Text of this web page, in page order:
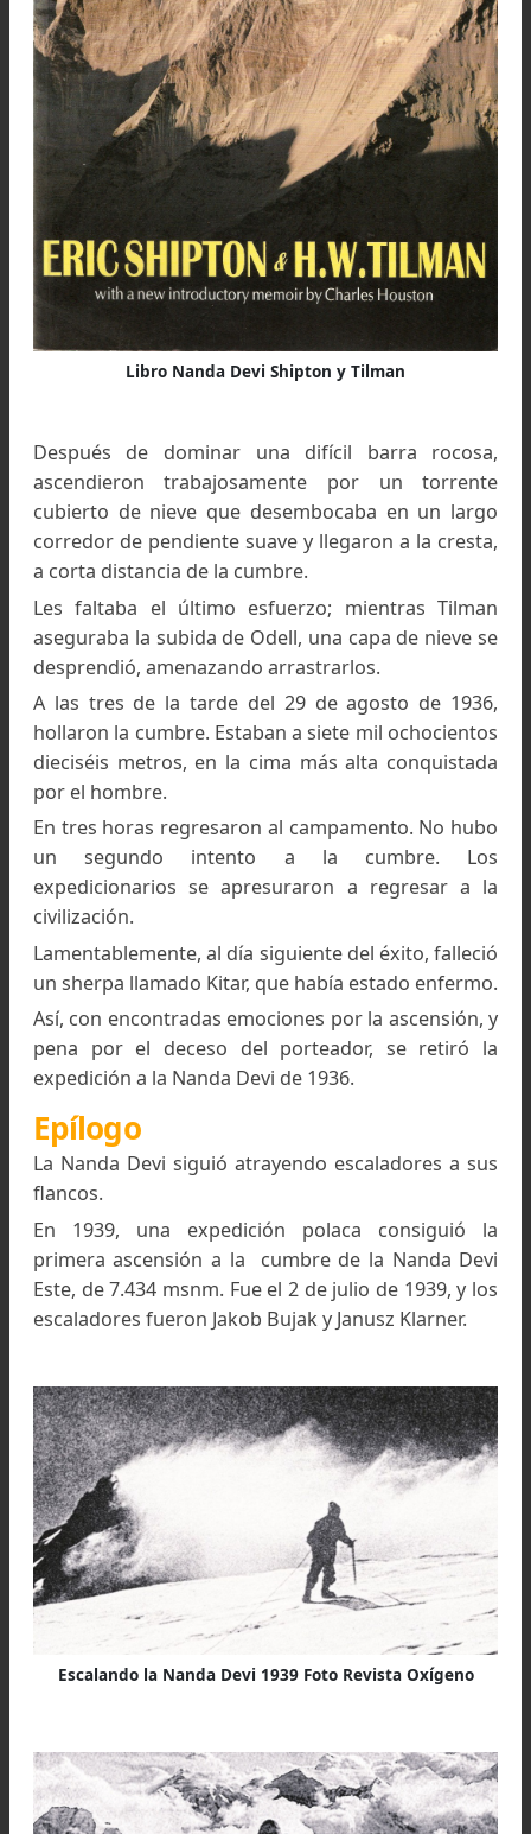
Nanda Devi 1936 Foto Wikipedia
El 21 de agosto, Tilman, designado responsable
ataque a la cumbre, decidió que Odell y
campamento IV.
El mal tiempo retrasó los preparativos hasta el
24 de agosto.
Victoria sobre la Nanda Devi
La tienda – vivac fue instalada. La tentativa de
y Houston estaba prevista para el día 27 de
pero ese día Houston cayó víctima de
intoxicación por conservas en mal estado.
El equipo rescató al alpinista enfermo y
pasó a ocupar su lugar.
El 28 de agosto de 1936, Odell y Tilman
ciento cincuenta metros más la tienda – vivac,
la cumbre aún les parecía muy lejana.
El día 29 de agosto de 1936, en el frío y
amanecer, atacaron por fin la parte final
cresta que debía conducirlos a la cumbre.
Al principio subían por nieve fácil, pero pronto
el sol mientras atravesaban una larga capa
de llegar a la cumbre.
Sin embargo, a la una estaban al pie de las
terminales.